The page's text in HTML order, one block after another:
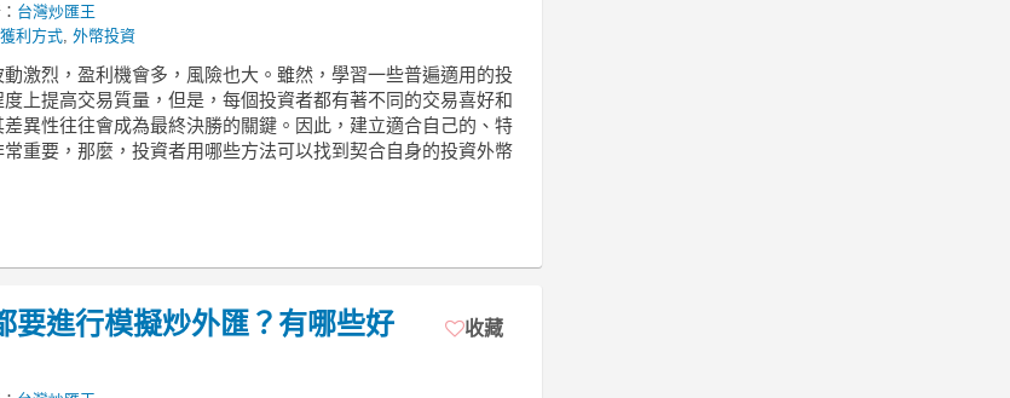
台灣炒匯王
利方式 外幣投資
激烈，盈利機會多，風險也大。雖然，學習一些普遍適用的投
上提高交易質量，但是，每個投資者都有著不同的交易喜好和
異性往往會成為最終決勝的關鍵。因此，建立適合自己的、特
重要，那麼，投資者用哪些方法可以找到契合自身的投資外幣
要進行模擬炒外匯？有哪些好
收藏